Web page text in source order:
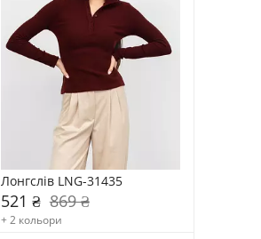
Лонгслів LNG-31435
521 ₴ 869 ₴
+ 2 кольори